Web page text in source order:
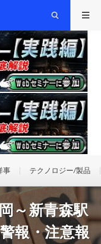
事 テクノロジー/製品
～新青森駅
報・注意報